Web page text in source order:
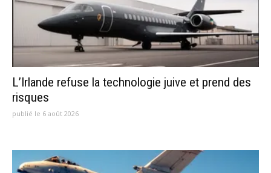
L’Irlande refuse la technologie juive et prend des
risques
publié le 6 août 2026